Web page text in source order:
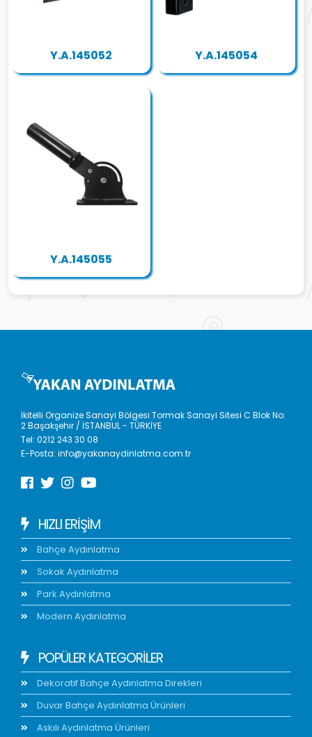
Y.A.145052 Y.A.145054
Y.A.145055
İkitelli Organize Sanayi Bölgesi Tormak Sanayi Sitesi C Blok No:
2 Başakşehir / İSTANBUL - TÜRKİYE
Tel:0212 243 30 08
E-Posta:info@yakanaydinlatma.com.tr
HIZLI ERIŞIM
Bahçe Aydınlatma
Sokak Aydınlatma
Park Aydınlatma
Modern Aydınlatma
POPÜLER KATEGORİLER
Dekoratif Bahçe Aydınlatma Direkleri
Duvar Bahçe Aydınlatma Ürünleri
Askılı Aydınlatma Ürünleri